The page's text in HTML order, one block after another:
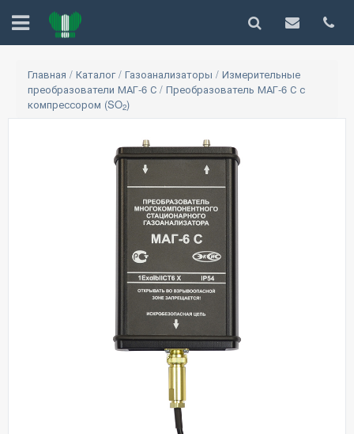
Главная / Каталог/ Газоанализаторы / Измерительные
преобразователи МАГ-6 С / Преобразователь МАГ-6 С с
компрессором (SO2)